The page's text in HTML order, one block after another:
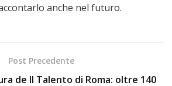
anche nel futuro.
Post Precedente
de Il Talento di Roma: oltre 140